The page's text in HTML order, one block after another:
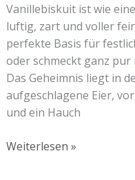
Vanillebiskuit ist wie
luftig, zart und voller
perfekte Basis für
oder schmeckt ganz pur
Das Geheimnis liegt in
aufgeschlagene Eier,
und ein Hauch
Weiterlesen »